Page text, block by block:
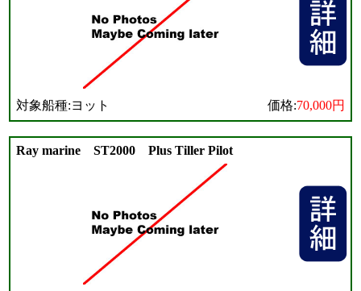
対象船種:ヨット 価格:70,000円
Ray marine ST2000 Plus Tiller Pilot